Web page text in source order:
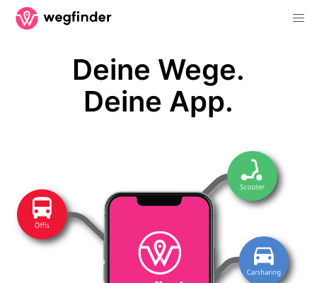
Deine Wege.
Deine App.